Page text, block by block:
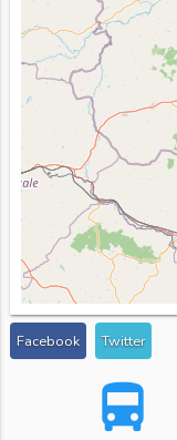
Facebook Twitter
directions_bus